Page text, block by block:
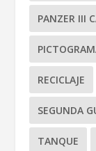
PANZER III
RECICLAJE
SEGUNDA
TANQUE